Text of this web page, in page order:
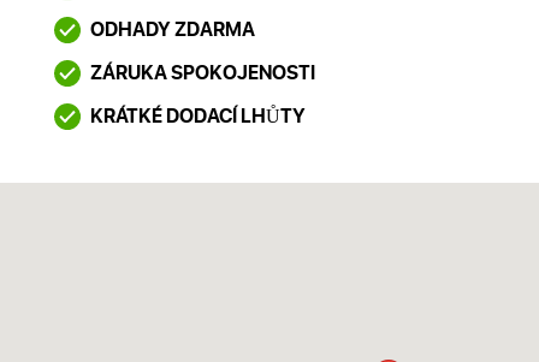
ODHADY ZDARMA
ZÁRUKA SPOKOJENOSTI
KRÁTKÉ DODACÍ LHŮTY